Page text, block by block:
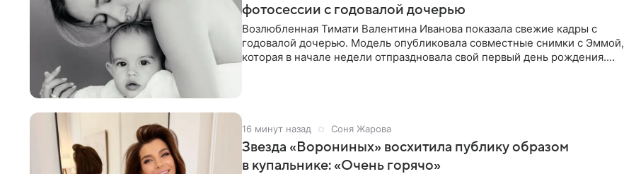
фотосессии с годовалой дочерью
Возлюбленная Тимати Валентина Иванова показала свежие кадры с
годовалой дочерью. Модель опубликовала совместные снимки с Эммой,
которая в начале недели отпраздновала свой первый день рождения.
16 минут назад Соня Жарова
Звезда «Ворониных» восхитила публику образом
в купальнике: «Очень горячо»